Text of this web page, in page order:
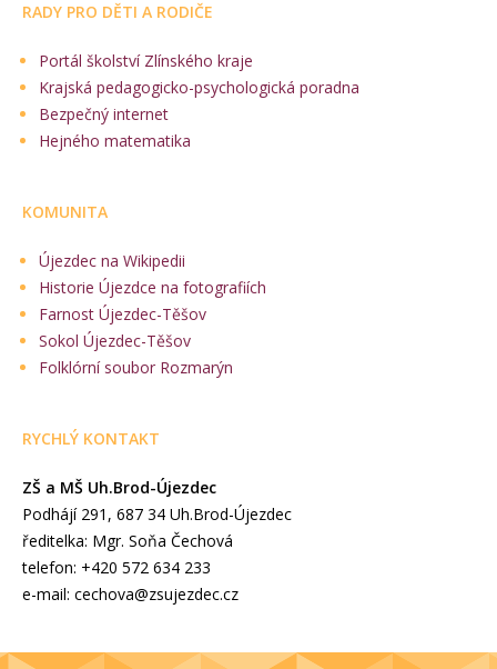
RADY PRO DĚTI A RODIČE
Portál školství Zlínského kraje
Krajská pedagogicko-psychologická poradna
Bezpečný internet
Hejného matematika
KOMUNITA
Újezdec na Wikipedii
Historie Újezdce na fotografiích
Farnost Újezdec-Těšov
Sokol Újezdec-Těšov
Folklórní soubor Rozmarýn
RYCHLÝ KONTAKT
ZŠ a MŠ Uh.Brod-Újezdec
Podhájí 291, 687 34 Uh.Brod-Újezdec
ředitelka: Mgr. Soňa Čechová
telefon: +420 572 634 233
e-mail: cechova@zsujezdec.cz